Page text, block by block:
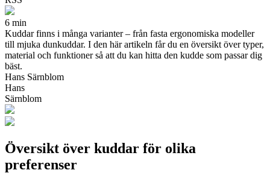
6 min
Kuddar finns i många varianter – från fasta ergonomiska modeller
till mjuka dunkuddar. I den här artikeln får du en översikt över typer,
material och funktioner så att du kan hitta den kudde som passar dig
bäst.
Hans Särnblom
Hans
Särnblom
Översikt över kuddar för olika
preferenser